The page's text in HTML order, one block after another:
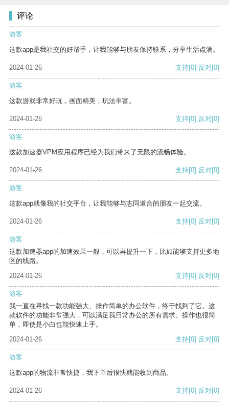
评论
游客
这款app是我社交的好帮手，让我能够与朋友保持联系，分享生活点滴。
2024-01-26 支持[0] 反对[0]
游客
这款游戏非常好玩，画面精美，玩法丰富。
2024-01-26 支持[0] 反对[0]
游客
这款加速器VPM应用程序已经为我们带来了无限的流畅体验。
2024-01-26 支持[0] 反对[0]
游客
这款app就像我的社交平台，让我能够与志同道合的朋友一起交流。
2024-01-26 支持[0] 反对[0]
游客
这款加速器app的加速效果一般，可以再提升一下，比如能够支持更多地
区的线路。
2024-01-26
支持[0] 反对[0]
游客
我一直在寻找一款功能强大、操作简单的办公软件，终于找到了它。这
款软件的功能非常强大，可以满足我日常办公的所有需求。操作也很简
单，即使是小白也能快速上手。
2024-01-26
支持[0] 反对[0]
游客
这款app的物流非常快捷，我下单后很快就能收到商品。
2024-01-26 支持[0] 反对[0]